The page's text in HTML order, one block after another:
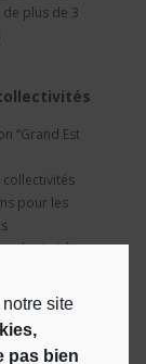
site
pas bien
plus de 3
“Grand Est
pour les
cadre juridique
sociaux